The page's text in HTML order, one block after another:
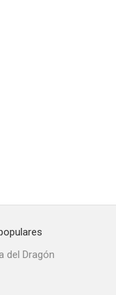
del Dragón